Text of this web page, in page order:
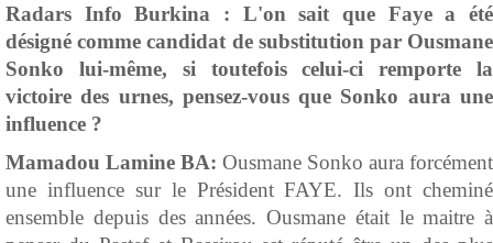
Radars Info Burkina : L'on sait que Faye a été
désigné comme candidat de substitution par Ousmane
Sonko lui-même, si toutefois celui-ci remporte la
victoire des urnes, pensez-vous que Sonko aura une
influence ?
Mamadou Lamine BA: Ousmane Sonko aura forcément
une influence sur le Président FAYE. Ils ont cheminé
ensemble depuis des années. Ousmane était le maitre à